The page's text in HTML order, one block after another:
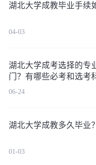
湖北大学成教毕业手续
04-03
湖北大学成考选择的专
门？有哪些必考和选考
06-24
湖北大学成教多久毕业？
01-03